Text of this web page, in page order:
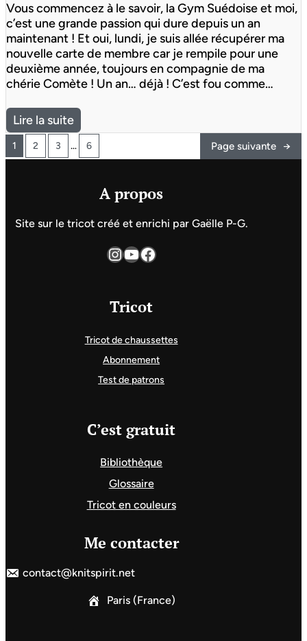
Vous commencez à le savoir, la Gym Suédoise et moi,
c’est une grande passion qui dure depuis un an
maintenant ! Et oui, lundi, je suis allée récupérer ma
nouvelle carte de membre car je rempile pour une
deuxième année, toujours en compagnie de ma
chérie Comète ! Un an… déjà ! C’est fou comme…
Lire la suite
1 2 3 … 6 Page suivante →
A propos
Site sur le tricot créé et enrichi par Gaëlle P-G.
InstagramYouTube Facebook
Tricot
Tricot de chaussettes
Abonnement
Test de patrons
C’est gratuit
Bibliothèque
Glossaire
Tricot en couleurs
Me contacter
contact@knitspirit.net
Paris (France)